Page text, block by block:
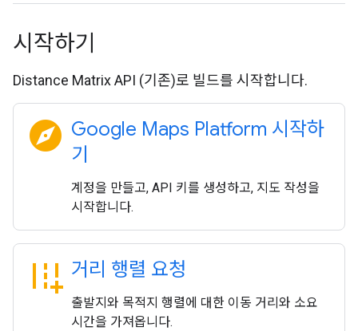
시작하기
Distance Matrix API (기존)로 빌드를 시작합니다.
explore Google Maps Platform 시작하
기
계정을 만들고, API 키를 생성하고, 지도 작성을
시작합니다.
add_road 거리 행렬 요청
출발지와 목적지 행렬에 대한 이동 거리와 소요
시간을 가져옵니다.